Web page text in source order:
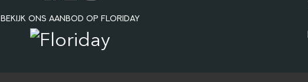
BEKIJK ONS AANBOD OP FLORIDAY